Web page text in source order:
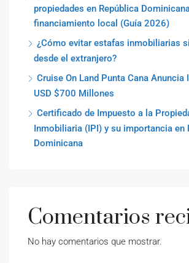
propiedades en República
financiamiento local (Guía 2026)
¿Cómo evitar estafas inmobiliarias
desde el extranjero?
Cruise On Land Punta Cana Anuncia
USD $700 Millones
Certificado de Impuesto a la
Inmobiliaria (IPI) y su importancia en
Dominicana
Comentarios
No hay comentarios que mostrar.